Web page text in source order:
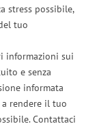
stress possibile,
tuo
informazioni sui
e senza
informata
a rendere il tuo
Contattaci